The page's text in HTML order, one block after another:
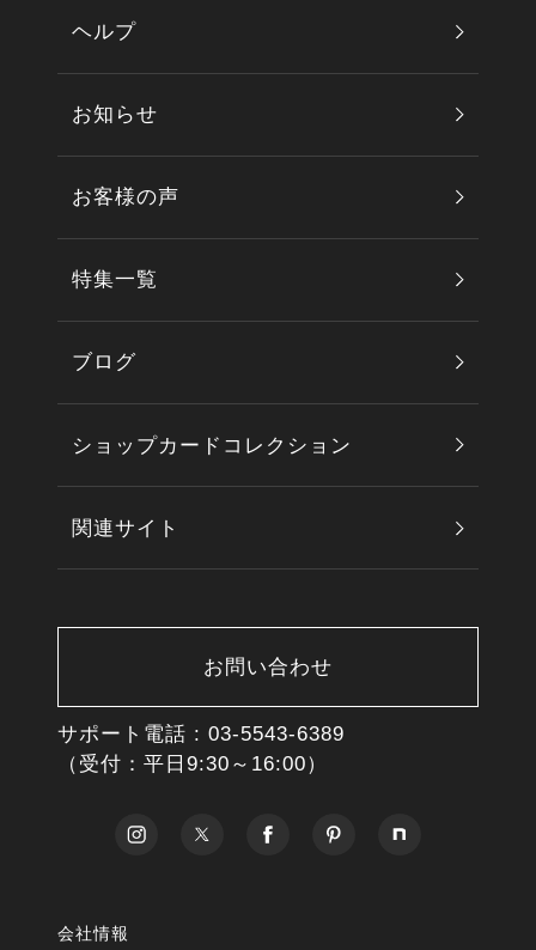
ヘルプ
お知らせ
お客様の声
特集一覧
ブログ
ショップカードコレクション
関連サイト
お問い合わせ
サポート電話 : 03-5543-6389
（受付：平日9:30～16:00）
会社情報